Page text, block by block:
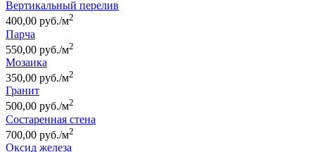
Вертикальный перелив
400,00 руб./м2
Парча
550,00 руб./м2
Мозаика
350,00 руб./м2
Гранит
500,00 руб./м2
Состаренная стена
700,00 руб./м2
Оксид железа